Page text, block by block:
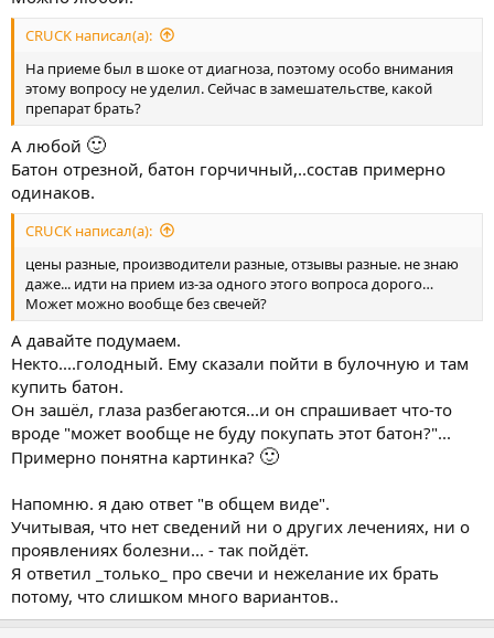
CRUCK написал(а):
На приеме был в шоке от диагноза, поэтому особо внимания
этому вопросу не уделил. Сейчас в замешательстве, какой
препарат брать?
А любой 🙂
Батон отрезной, батон горчичный,..состав примерно
одинаков.
CRUCK написал(а):
цены разные, производители разные, отзывы разные. не знаю
даже... идти на прием из-за одного этого вопроса дорого…
Может можно вообще без свечей?
А давайте подумаем.
Некто....голодный. Ему сказали пойти в булочную и там
купить батон.
Он зашёл, глаза разбегаются...и он спрашивает что-то
вроде "может вообще не буду покупать этот батон?"...
Примерно понятна картинка? 🙂
Напомню. я даю ответ "в общем виде".
Учитывая, что нет сведений ни о других лечениях, ни о
проявлениях болезни... - так пойдёт.
Я ответил _только_ про свечи и нежелание их брать
потому, что слишком много вариантов..